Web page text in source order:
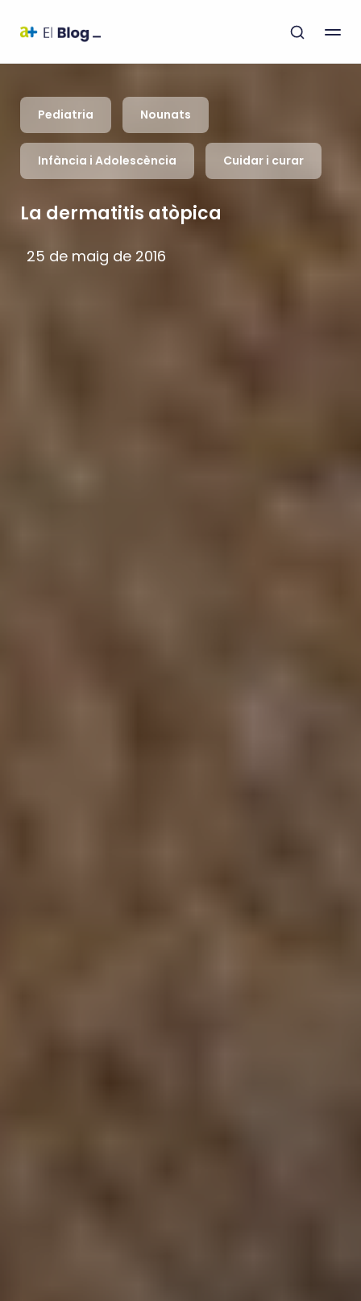
Pediatria Nounats
Infància i Adolescència Cuidar i curar
La dermatitis atòpica
25 de maig de 2016